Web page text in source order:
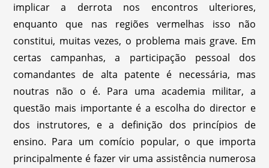
implicar a derrota nos encontros ulteriores,
enquanto que nas regiões vermelhas isso não
constitui, muitas vezes, o problema mais grave. Em
certas campanhas, a participação pessoal dos
comandantes de alta patente é necessária, mas
noutras não o é. Para uma academia militar, a
questão mais importante é a escolha do director e
dos instrutores, e a definição dos princípios de
ensino. Para um comício popular, o que importa
principalmente é fazer vir uma assistência numerosa